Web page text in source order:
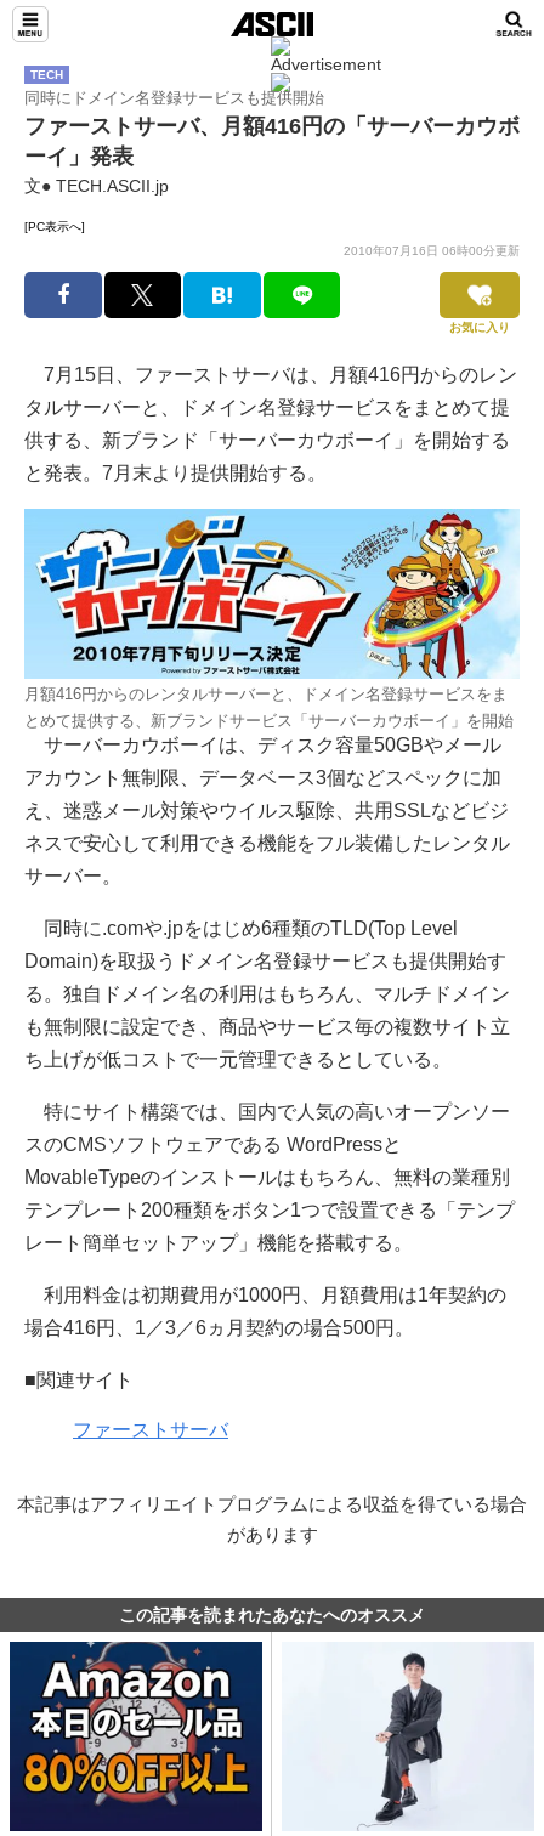
TECH
同時にドメイン名登録サービスも提供開始
ファーストサーバ、月額416円の「サーバーカウボ
ーイ」発表
文● TECH.ASCII.jp
[PC表示へ]
2010年07月16日 06時00分更新
お気に入り
7月15日、ファーストサーバは、月額416円からのレン
タルサーバーと、ドメイン名登録サービスをまとめて提
供する、新ブランド「サーバーカウボーイ」を開始する
と発表。7月末より提供開始する。
月額416円からのレンタルサーバーと、ドメイン名登録サービスをま
とめて提供する、新ブランドサービス「サーバーカウボーイ」を開始
サーバーカウボーイは、ディスク容量50GBやメール
アカウント無制限、データベース3個などスペックに加
え、迷惑メール対策やウイルス駆除、共用SSLなどビジ
ネスで安心して利用できる機能をフル装備したレンタル
サーバー。
同時に.comや.jpをはじめ6種類のTLD(Top Level
Domain)を取扱うドメイン名登録サービスも提供開始す
る。独自ドメイン名の利用はもちろん、マルチドメイン
も無制限に設定でき、商品やサービス毎の複数サイト立
ち上げが低コストで一元管理できるとしている。
特にサイト構築では、国内で人気の高いオープンソー
スのCMSソフトウェアである WordPressと
MovableTypeのインストールはもちろん、無料の業種別
テンプレート200種類をボタン1つで設置できる「テンプ
レート簡単セットアップ」機能を搭載する。
利用料金は初期費用が1000円、月額費用は1年契約の
場合416円、1／3／6ヵ月契約の場合500円。
■関連サイト
ファーストサーバ
本記事はアフィリエイトプログラムによる収益を得ている場合
があります
この記事を読まれたあなたへのオススメ